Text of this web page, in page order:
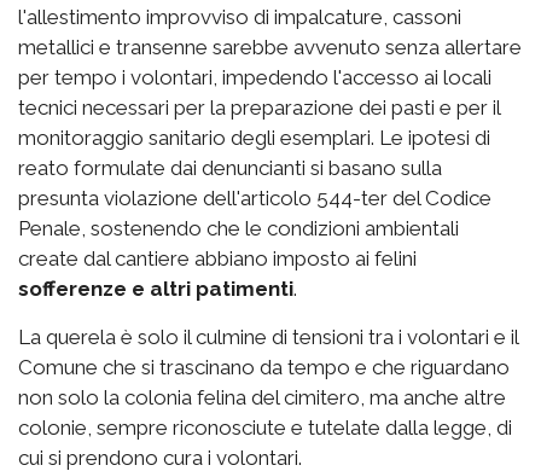
l'allestimento improvviso di impalcature, cassoni
metallici e transenne sarebbe avvenuto senza allertare
per tempo i volontari, impedendo l'accesso ai locali
tecnici necessari per la preparazione dei pasti e per il
monitoraggio sanitario degli esemplari. Le ipotesi di
reato formulate dai denuncianti si basano sulla
presunta violazione dell'articolo 544-ter del Codice
Penale, sostenendo che le condizioni ambientali
create dal cantiere abbiano imposto ai felini
sofferenze e altri patimenti.
La querela è solo il culmine di tensioni tra i volontari e il
Comune che si trascinano da tempo e che riguardano
non solo la colonia felina del cimitero, ma anche altre
colonie, sempre riconosciute e tutelate dalla legge, di
cui si prendono cura i volontari.